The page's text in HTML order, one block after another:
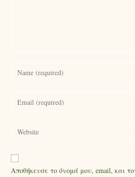
Αποθήκευσε το όνομά μου, email, και